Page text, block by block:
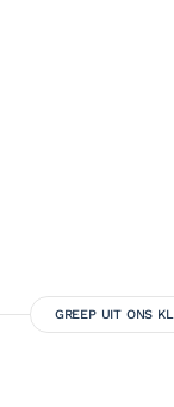
GREEP UIT ONS